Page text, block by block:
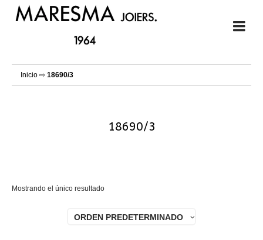
Inicio ⇨ 18690/3
18690/3
Mostrando el único resultado
ORDEN PREDETERMINADO